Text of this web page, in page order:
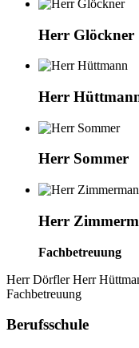
Herr Glöckner
Herr
Herr Sommer
Herr
Fachbetreuung
Herr Dörfler Herr
Fachbetreuung
Berufsschule